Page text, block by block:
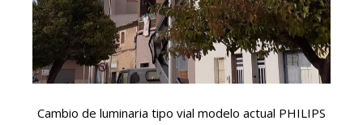
Cambio de luminaria tipo vial modelo actual PHILIPS